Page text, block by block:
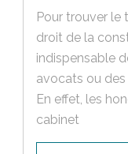
Pour trouver le
droit de la
indispensable
avocats ou des
En effet, les
cabinet